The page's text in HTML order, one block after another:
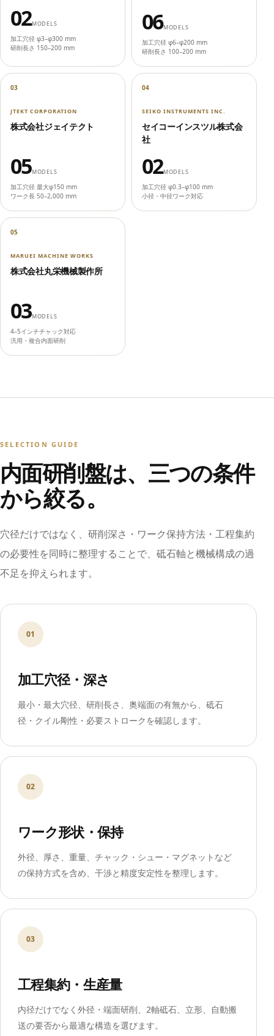
02MODELS
加工穴径 φ3–φ300 mm
研削長さ 150–200 mm
06MODELS
加工穴径 φ6–φ200 mm
研削長さ 100–200 mm
03
JTEKT CORPORATION
株式会社ジェイテクト
05MODELS
加工穴径 最大φ150 mm
ワーク長 50–2,000 mm
04
SEIKO INSTRUMENTS INC.
セイコーインスツル株式会
社
02MODELS
加工穴径 φ0.3–φ100 mm
小径・中径ワーク対応
05
MARUEI MACHINE WORKS
株式会社丸栄機械製作所
03MODELS
4–5インチチャック対応
汎用・複合内面研削
SELECTION GUIDE
内面研削盤は、三つの条件
から絞る。
穴径だけではなく、研削深さ・ワーク保持方法・工程集約
の必要性を同時に整理することで、砥石軸と機械構成の過
不足を抑えられます。
01
加工穴径・深さ
最小・最大穴径、研削長さ、奥端面の有無から、砥石
径・クイル剛性・必要ストロークを確認します。
02
ワーク形状・保持
外径、厚さ、重量、チャック・シュー・マグネットなど
の保持方式を含め、干渉と精度安定性を整理します。
03
工程集約・生産量
内径だけでなく外径・端面研削、2軸砥石、立形、自動搬
送の要否から最適な構造を選びます。